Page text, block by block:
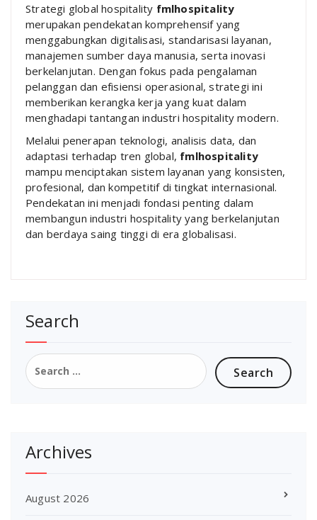
Strategi global hospitality fmlhospitality
merupakan pendekatan komprehensif yang
menggabungkan digitalisasi, standarisasi layanan,
manajemen sumber daya manusia, serta inovasi
berkelanjutan. Dengan fokus pada pengalaman
pelanggan dan efisiensi operasional, strategi ini
memberikan kerangka kerja yang kuat dalam
menghadapi tantangan industri hospitality modern.
Melalui penerapan teknologi, analisis data, dan
adaptasi terhadap tren global, fmlhospitality
mampu menciptakan sistem layanan yang konsisten,
profesional, dan kompetitif di tingkat internasional.
Pendekatan ini menjadi fondasi penting dalam
membangun industri hospitality yang berkelanjutan
dan berdaya saing tinggi di era globalisasi.
Search
Search
for:
Archives
August 2026